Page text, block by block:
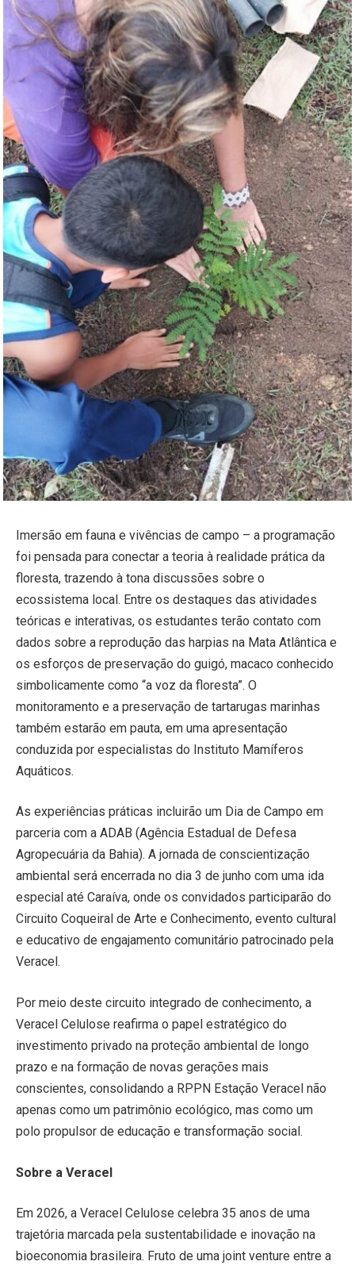
Imersão em fauna e vivências de campo – a programação
foi pensada para conectar a teoria à realidade prática da
floresta, trazendo à tona discussões sobre o
ecossistema local. Entre os destaques das atividades
teóricas e interativas, os estudantes terão contato com
dados sobre a reprodução das harpias na Mata Atlântica e
os esforços de preservação do guigó, macaco conhecido
simbolicamente como “a voz da floresta”. O
monitoramento e a preservação de tartarugas marinhas
também estarão em pauta, em uma apresentação
conduzida por especialistas do Instituto Mamíferos
Aquáticos.
As experiências práticas incluirão um Dia de Campo em
parceria com a ADAB (Agência Estadual de Defesa
Agropecuária da Bahia). A jornada de conscientização
ambiental será encerrada no dia 3 de junho com uma ida
especial até Caraíva, onde os convidados participarão do
Circuito Coqueiral de Arte e Conhecimento, evento cultural
e educativo de engajamento comunitário patrocinado pela
Veracel.
Por meio deste circuito integrado de conhecimento, a
Veracel Celulose reafirma o papel estratégico do
investimento privado na proteção ambiental de longo
prazo e na formação de novas gerações mais
conscientes, consolidando a RPPN Estação Veracel não
apenas como um patrimônio ecológico, mas como um
polo propulsor de educação e transformação social.
Sobre a Veracel
Em 2026, a Veracel Celulose celebra 35 anos de uma
trajetória marcada pela sustentabilidade e inovação na
bioeconomia brasileira. Fruto de uma joint venture entre a